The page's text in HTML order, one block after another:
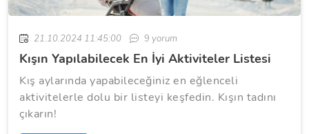
21.10.2024 11:45:00 9 yorum
Kışın Yapılabilecek En İyi Aktiviteler Listesi
Kış aylarında yapabileceğiniz en eğlenceli
aktivitelerle dolu bir listeyi keşfedin. Kışın tadını
çıkarın!